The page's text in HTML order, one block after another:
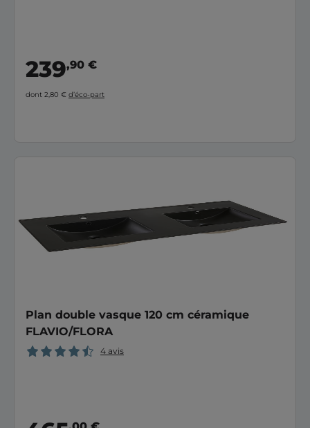
239,90 €
dont 2,80 € d’éco-part
Plan double vasque 120 cm céramique
FLAVIO/FLORA
4 avis